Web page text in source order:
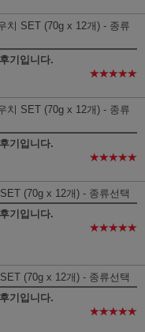
치 SET (70g x 12개) - 종류
기입니다.
★★★★★
치 SET (70g x 12개) - 종류
기입니다.
★★★★★
(70g x 12개) - 종류선택
기입니다.
★★★★★
(70g x 12개) - 종류선택
기입니다.
★★★★★